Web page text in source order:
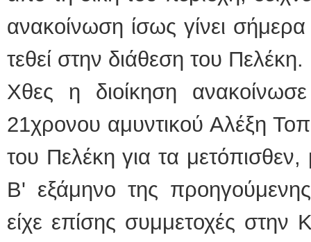
ανακοίνωση ίσως γίνει
τεθεί στην διάθεση του Πελέκη.
Χθες η διοίκηση
21χρονου αμυντικού Αλέξη
του Πελέκη για τα
Β' εξάμηνο της
είχε επίσης συμμετοχές στην